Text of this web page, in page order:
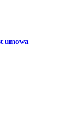
umowa